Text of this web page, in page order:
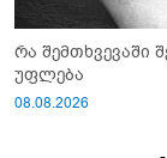
რა შემთხვევაში
უფლება
08.08.2026